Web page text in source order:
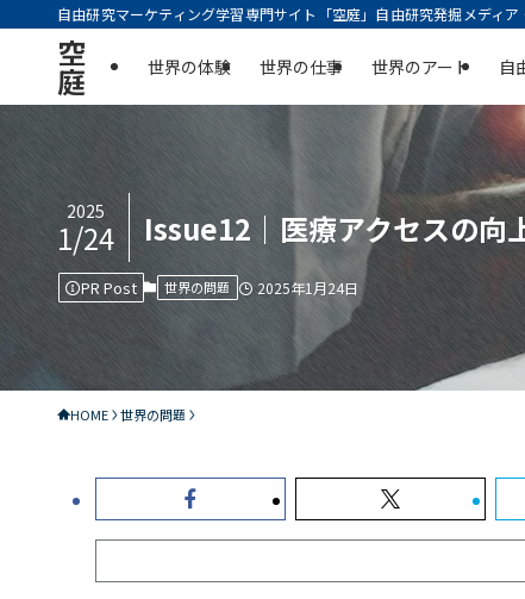
自由研究マーケティング学習専門サイト「空庭」自由研究発掘メディア
空
庭 世界の体験 世界の仕事 世界のアート 自
Issue12｜医療アクセスの向
2025
1/24
PR Post 世界の問題 2025年1月24日
HOME 世界の問題